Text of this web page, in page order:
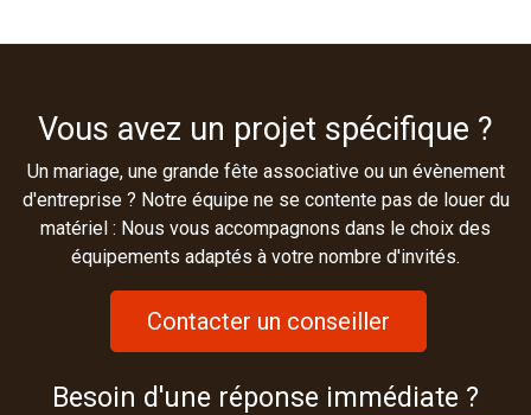
Vous avez un projet spécifique ?
Un mariage, une grande fête associative ou un évènement
d'entreprise ? Notre équipe ne se contente pas de louer du
matériel : Nous vous accompagnons dans le choix des
équipements adaptés à votre nombre d'invités.
Contacter un conseiller
Besoin d'une réponse immédiate ?